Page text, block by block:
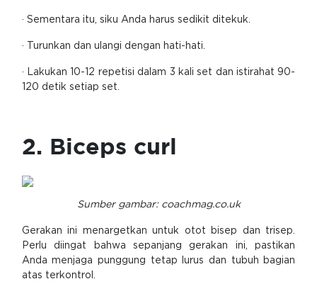
· Sementara itu, siku Anda harus sedikit ditekuk.
· Turunkan dan ulangi dengan hati-hati.
· Lakukan 10-12 repetisi dalam 3 kali set dan istirahat 90-
120 detik setiap set.
2. Biceps curl
Sumber gambar: coachmag.co.uk
Gerakan ini menargetkan untuk otot bisep dan trisep.
Perlu diingat bahwa sepanjang gerakan ini, pastikan
Anda menjaga punggung tetap lurus dan tubuh bagian
atas terkontrol.